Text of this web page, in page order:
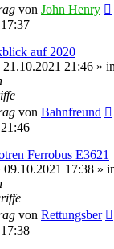
von John Henry
auf 2020
21.10.2021 21:46 » in
von Bahnfreund
Ferrobus E3621
17:38 »
von Rettungsber